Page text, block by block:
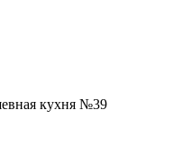
кухня №39